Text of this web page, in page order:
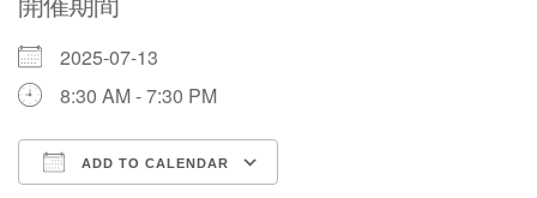
2025-07-13
8:30 AM - 7:30 PM
ADD TO CALENDAR